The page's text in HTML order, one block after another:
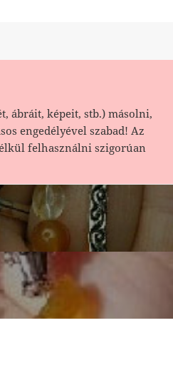
ábráit, képeit, stb.) másolni,
engedélyével szabad! Az
felhasználni szigorúan